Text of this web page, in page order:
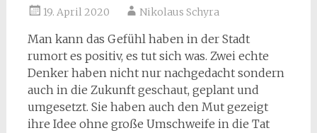
19. April 2020 Nikolaus Schyra
Man kann das Gefühl haben in der Stadt
rumort es positiv, es tut sich was. Zwei echte
Denker haben nicht nur nachgedacht sondern
auch in die Zukunft geschaut, geplant und
umgesetzt. Sie haben auch den Mut gezeigt
ihre Idee ohne große Umschweife in die Tat